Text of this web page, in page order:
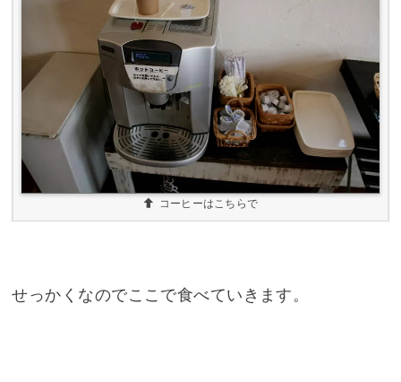
コーヒーはこちらで
せっかくなのでここで食べていきます。